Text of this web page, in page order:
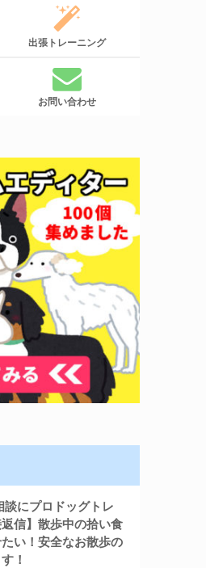
出張トレーニング
お問い合わせ
談にプロドッグトレ
信】散歩中の拾い食
い！安全なお散歩の
！